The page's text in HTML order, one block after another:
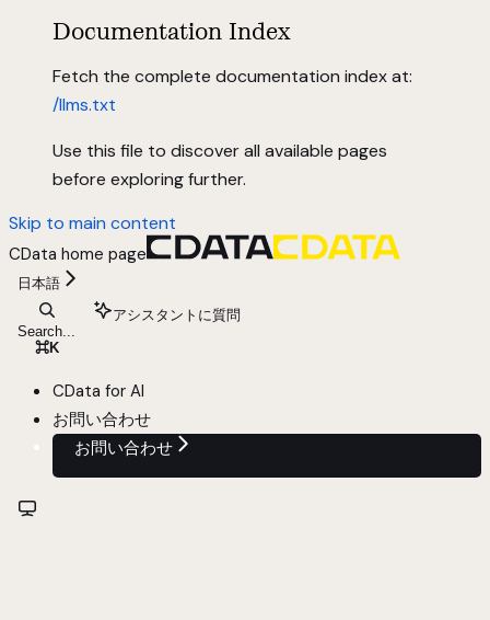
Documentation Index
Fetch the complete documentation index at:
/llms.txt
Use this file to discover all available pages
before exploring further.
Skip to main content
CData home page
日本語
Search...
⌘K
アシスタントに質問
CData for AI
お問い合わせ
お問い合わせ